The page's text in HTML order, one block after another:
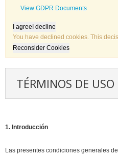
View GDPR Documents
I agreeI decline
You have declined cookies. This
Reconsider Cookies
TÉRMINOS DE USO
1. Introducción
Las presentes condiciones generales